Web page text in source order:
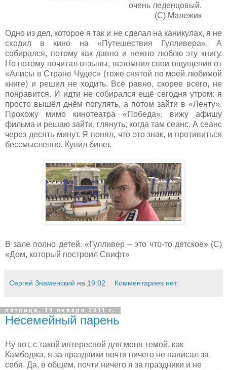
очень леденцовый.
(С) Малежик
Одно из дел, которое я так и не сделал на каникулах, я не
сходил в кино на «Путешествия Гулливера». А
собирался, потому как давно и нежно люблю эту книгу.
Но потому почитал отзывы, вспомнил свои ощущения от
«Алисы в Стране Чудес» (тоже снятой по моей любимой
книге) и решил не ходить. Всё равно, скорее всего, не
понравится. И идти не собирался ещё сегодня утром: я
просто вышёл днём погулять, а потом зайти в «Ленту».
Прохожу мимо кинотеатра «Победа», вижу афишу
фильма и решаю зайти, глянуть, когда там сеанс. А сеанс
через десять минут. Я понял, что это знак, и противиться
бессмысленно. Купил билет.
В зале полно детей. «Гулливер – это что-то детское» (С)
«Дом, который построил Свифт»
Сергей Знаменский на 19:02 Комментариев нет:
пятница, 14 января 2011 г.
Несемейный парень
Ну вот, с такой интересной для меня темой, как
Камбоджа, я за праздники почти ничего не написал за
себя. Да, в общем, почти ничего я за праздники и не